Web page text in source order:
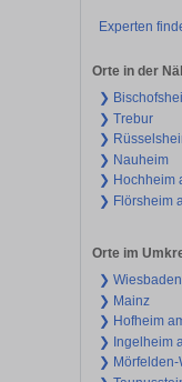
Experten
Orte in der
❯
❯ Trebur
❯
❯ Nauheim
❯ Hochheim
❯ Flörsheim
Orte im
❯ Wiesbaden
❯ Mainz
❯ Hofheim
❯ Ingelheim
❯ Mörfelden-